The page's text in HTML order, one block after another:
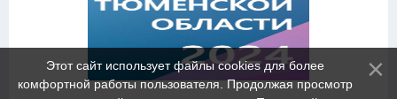
Этот сайт использует файлы cookies для более
комфортной работы пользователя. Продолжая просмотр